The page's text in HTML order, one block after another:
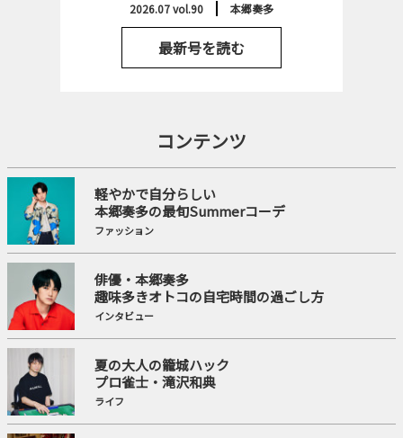
2026.07 vol.90 本郷奏多
最新号を読む
コンテンツ
軽やかで自分らしい
本郷奏多の最旬Summerコーデ
ファッション
俳優・本郷奏多
趣味多きオトコの自宅時間の過ごし方
インタビュー
夏の大人の籠城ハック
プロ雀士・滝沢和典
ライフ